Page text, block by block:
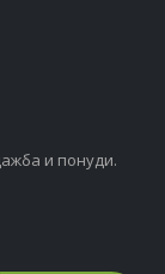
и понуди.